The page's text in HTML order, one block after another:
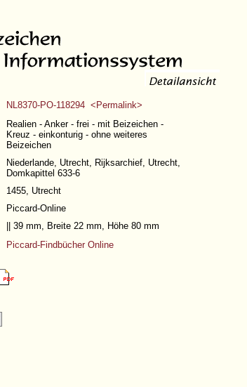
NL8370-PO-118294 <Permalink>
Realien - Anker - frei - mit Beizeichen -
Kreuz - einkonturig - ohne weiteres
Beizeichen
Niederlande, Utrecht, Rijksarchief, Utrecht,
Domkapittel 633-6
1455, Utrecht
Piccard-Online
|| 39 mm, Breite 22 mm, Höhe 80 mm
Piccard-Findbücher Online